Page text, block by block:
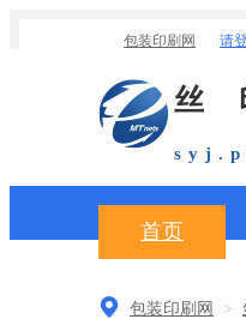
丝
首页
包装印刷网 >